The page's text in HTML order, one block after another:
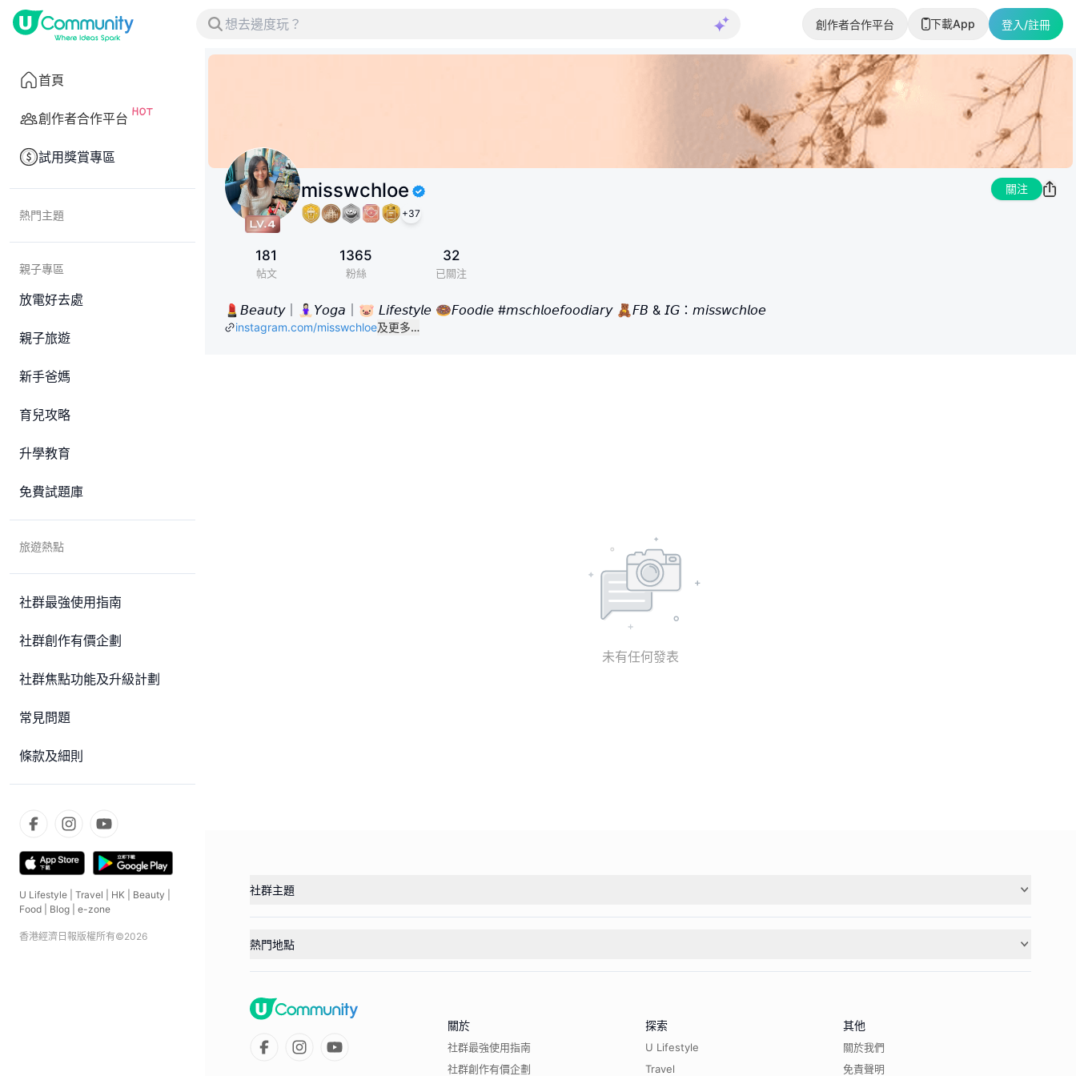
創作者合作平台 下載App 登入/註冊
首頁
創作者合作平台
試用獎賞專區
熱門主題
親子專區
放電好去處
親子旅遊
新手爸媽
育兒攻略
升學教育
免費試題庫
旅遊熱點
社群最強使用指南
社群創作有價企劃
社群焦點功能及升級計劃
常見問題
條款及細則
U Lifestyle Travel HK Beauty
Food
Blog e-zone
香港經濟日報版權所有©2026
misswchloe
+37
關注
181
帖文
1365
粉絲
32
已關注
💄𝘉𝘦𝘢𝘶𝘵𝘺｜🧘🏻‍♀️𝘠𝘰𝘨𝘢｜🐷 𝘓𝘪𝘧𝘦𝘴𝘵𝘺𝘭𝘦 🍩𝘍𝘰𝘰𝘥𝘪𝘦 #𝘮𝘴𝘤𝘩𝘭𝘰𝘦𝘧𝘰𝘰𝘥𝘪𝘢𝘳𝘺 🧸𝘍𝘉 & 𝘐𝘎：𝘮𝘪𝘴𝘴𝘸𝘤𝘩𝘭𝘰𝘦
instagram.com/misswchloe及更多…
未有任何發表
社群主題
熱門地點
關於
社群最強使用指南
社群創作有價企劃
探索
U Lifestyle
Travel
其他
關於我們
免責聲明